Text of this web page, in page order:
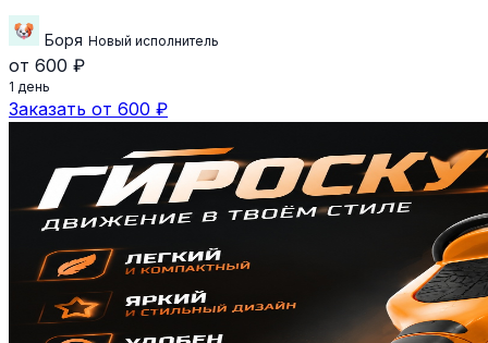
Боря Новый исполнитель
от 600 ₽
1 день
Заказать от 600 ₽